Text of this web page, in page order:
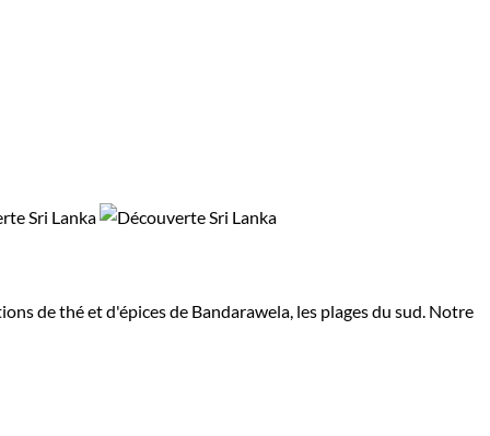
de thé et d'épices de Bandarawela, les plages du sud. Notre